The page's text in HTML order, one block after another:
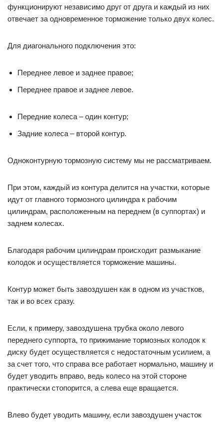
функционируют независимо друг от друга и каждый из них
отвечает за одновременное торможение только двух колес.
Для диагонального подключения это:
Переднее левое и заднее правое;
Переднее правое и заднее левое.
Передние колеса – один контур;
Задние колеса – второй контур.
Одноконтурную тормозную систему мы не рассматриваем.
При этом, каждый из контура делится на участки, которые
идут от главного тормозного цилиндра к рабочим
цилиндрам, расположенным на переднем (в суппортах) и
заднем колесах.
Благодаря рабочим цилиндрам происходит размыкание
колодок и осуществляется торможение машины.
Контур может быть завоздушен как в одном из участков,
так и во всех сразу.
Если, к примеру, завоздушена трубка около левого
переднего суппорта, то прижимание тормозных колодок к
диску будет осуществляется с недостаточным усилием, а
за счет того, что справа все работает нормально, машину и
будет уводить вправо, ведь колесо на этой стороне
практически стопорится, а слева еще вращается.
Влево будет уводить машину, если завоздушен участок